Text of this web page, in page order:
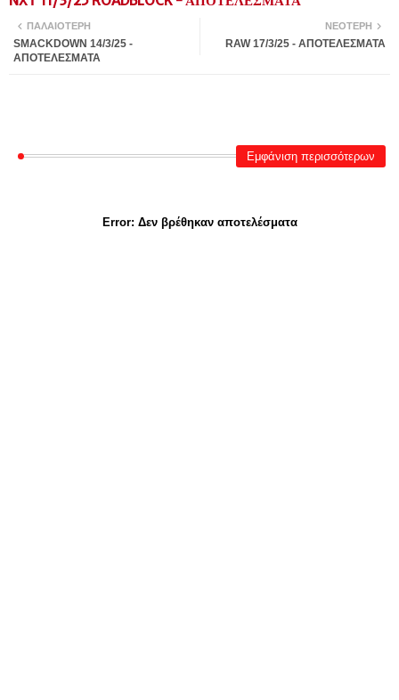
ΝΕΌΤΕΡΗ
RAW 17/3/25 - ΑΠΟΤΕΛΕΣΜΑΤΑ
ΠΑΛΑΙΌΤΕΡΗ
SMACKDOWN 14/3/25 -
ΑΠΟΤΕΛΕΣΜΑΤΑ
Εμφάνιση περισσότερων
Error: Δεν βρέθηκαν αποτελέσματα